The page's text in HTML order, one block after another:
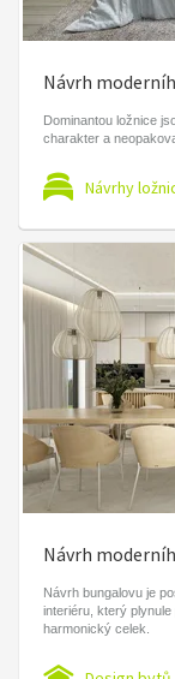
Návrh
Dominantou ložnice
charakter a
Návrhy
Návrh
Návrh bungalovu je
interiéru, který
harmonický celek.